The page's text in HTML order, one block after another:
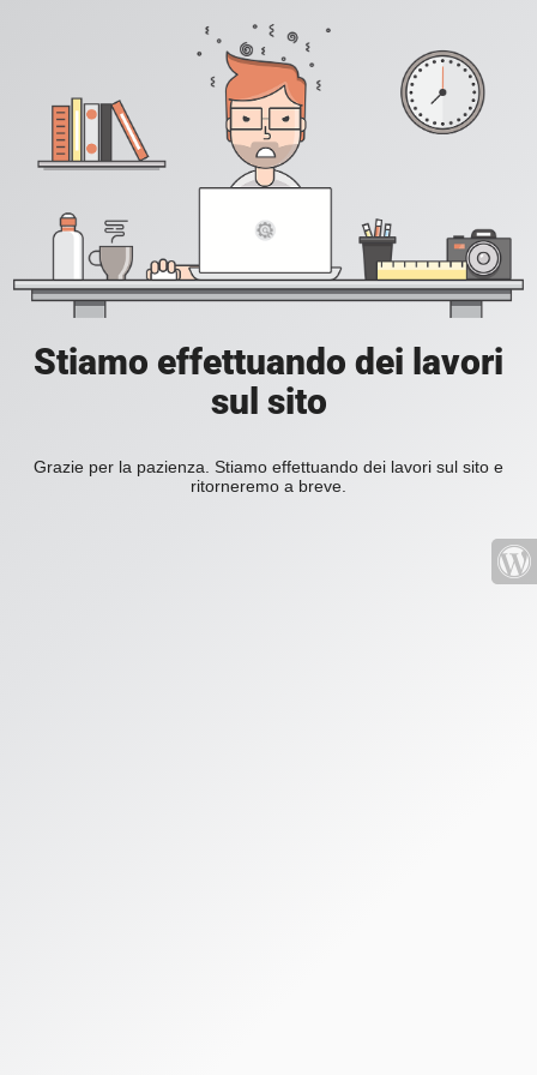
Stiamo effettuando dei lavori
sul sito
Grazie per la pazienza. Stiamo effettuando dei lavori sul sito e
ritorneremo a breve.